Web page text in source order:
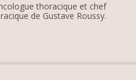
thoracique et chef
de Gustave Roussy.